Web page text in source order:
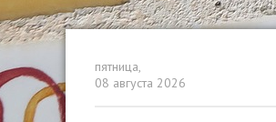
пятница,
08 августа 2026